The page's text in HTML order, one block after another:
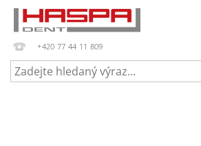
+420 77 44 11 809